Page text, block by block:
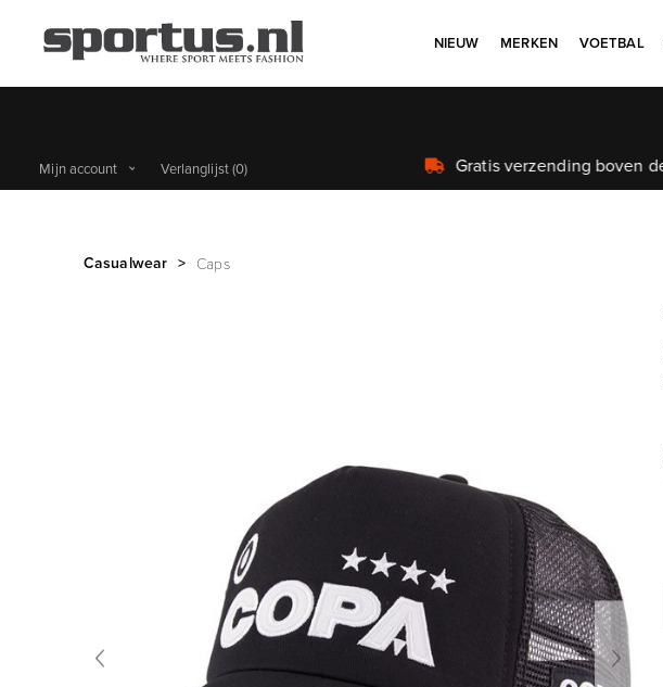
NIEUW MERKEN VOETBAL
Mijn account Verlanglijst(0)
Casualwear > Caps